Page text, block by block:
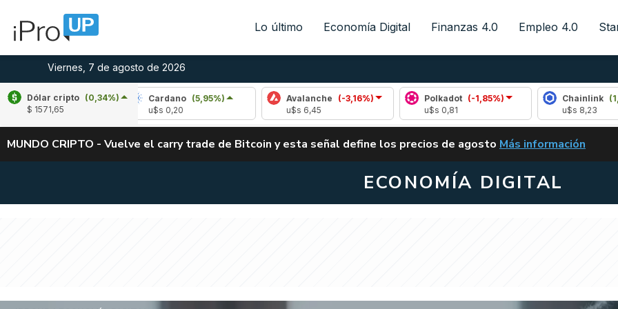
Lo último Economía Digital Finanzas 4.0 Empleo 4.0
Viernes, 7 de agosto de 2026
Dólar cripto (0,34%)
$ 1571,65
Cardano
(5,95%)
Avalanche (-3,16%)
Polkadot
(-1,85%)
Chainlink
(1,96%)
ALERTA
MUNDO CRIPTO - Vuelve el carry trade de Bitcoin y esta señal define los precios de agosto VUELVE EL CARRY
Más información
ECONOMÍA DIGITAL